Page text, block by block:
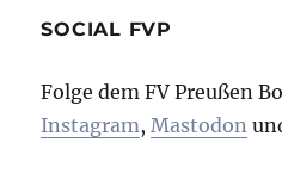
SOCIAL FVP
Folge dem FV Preußen
Instagram,Mastodon